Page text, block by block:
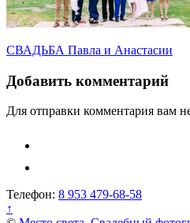
Навигация
по
записям
СВАДЬБА Павла и Анастасии
Добавить комментарий
Для отправки комментария вам
Телефон: 8 953 479-68-58
↑